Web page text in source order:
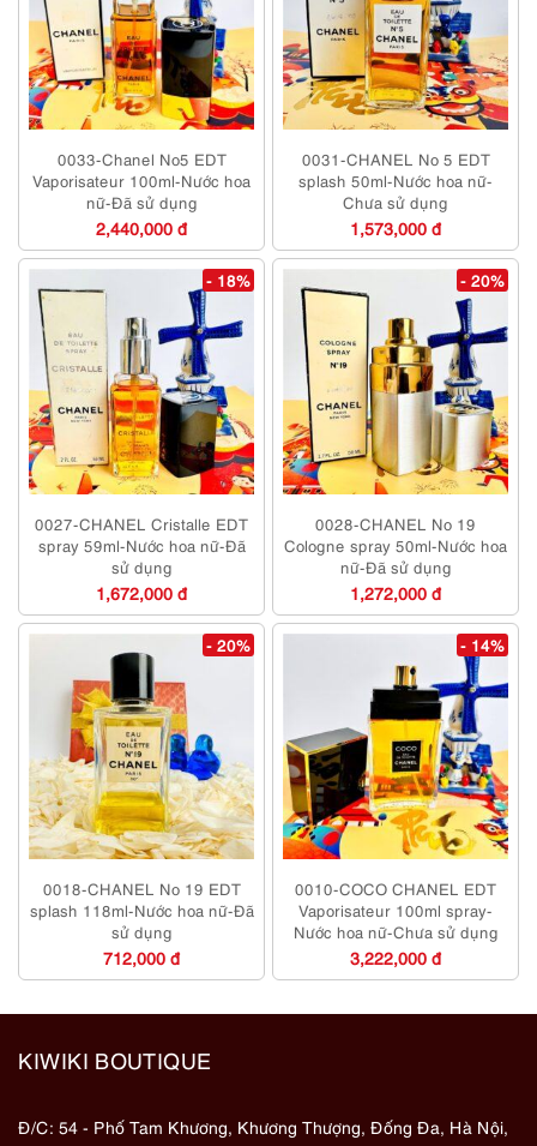
0033-Chanel No5 EDT
Vaporisateur 100ml-Nước hoa
nữ-Đã sử dụng
2,440,000 đ
0031-CHANEL No 5 EDT
splash 50ml-Nước hoa nữ-
Chưa sử dụng
1,573,000 đ
- 18%
0027-CHANEL Cristalle EDT
spray 59ml-Nước hoa nữ-Đã
sử dụng
1,672,000 đ
- 20%
0028-CHANEL No 19
Cologne spray 50ml-Nước hoa
nữ-Đã sử dụng
1,272,000 đ
- 20%
0018-CHANEL No 19 EDT
splash 118ml-Nước hoa nữ-Đã
sử dụng
712,000 đ
- 14%
0010-COCO CHANEL EDT
Vaporisateur 100ml spray-
Nước hoa nữ-Chưa sử dụng
3,222,000 đ
KIWIKI BOUTIQUE
Đ/C: 54 - Phố Tam Khương, Khương Thượng, Đống Đa, Hà Nội,